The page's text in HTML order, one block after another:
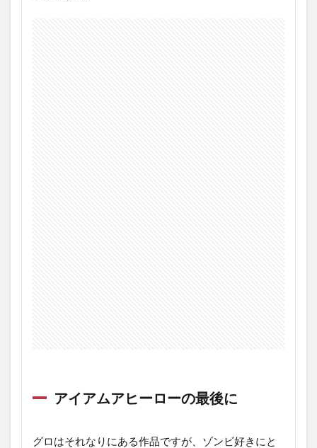
アイアムアヒーローの最後に
グロはそれなりにある作品ですが、ゾンビ好きにと